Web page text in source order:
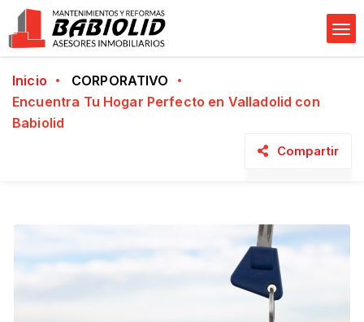
Inicio
CORPORATIVO
Encuentra Tu Hogar Perfecto en Valladolid con
Babiolid
Compartir